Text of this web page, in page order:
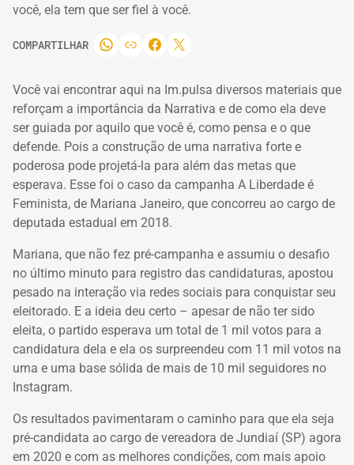
você, ela tem que ser fiel à você.
COMPARTILHAR
Você vai encontrar aqui na Im.pulsa diversos materiais que
reforçam a importância da Narrativa e de como ela deve
ser guiada por aquilo que você é, como pensa e o que
defende. Pois a construção de uma narrativa forte e
poderosa pode projetá-la para além das metas que
esperava. Esse foi o caso da campanha A Liberdade é
Feminista, de Mariana Janeiro, que concorreu ao cargo de
deputada estadual em 2018.
Mariana, que não fez pré-campanha e assumiu o desafio
no último minuto para registro das candidaturas, apostou
pesado na interação via redes sociais para conquistar seu
eleitorado. E a ideia deu certo – apesar de não ter sido
eleita, o partido esperava um total de 1 mil votos para a
candidatura dela e ela os surpreendeu com 11 mil votos na
urna e uma base sólida de mais de 10 mil seguidores no
Instagram.
Os resultados pavimentaram o caminho para que ela seja
pré-candidata ao cargo de vereadora de Jundiaí (SP) agora
em 2020 e com as melhores condições, com mais apoio